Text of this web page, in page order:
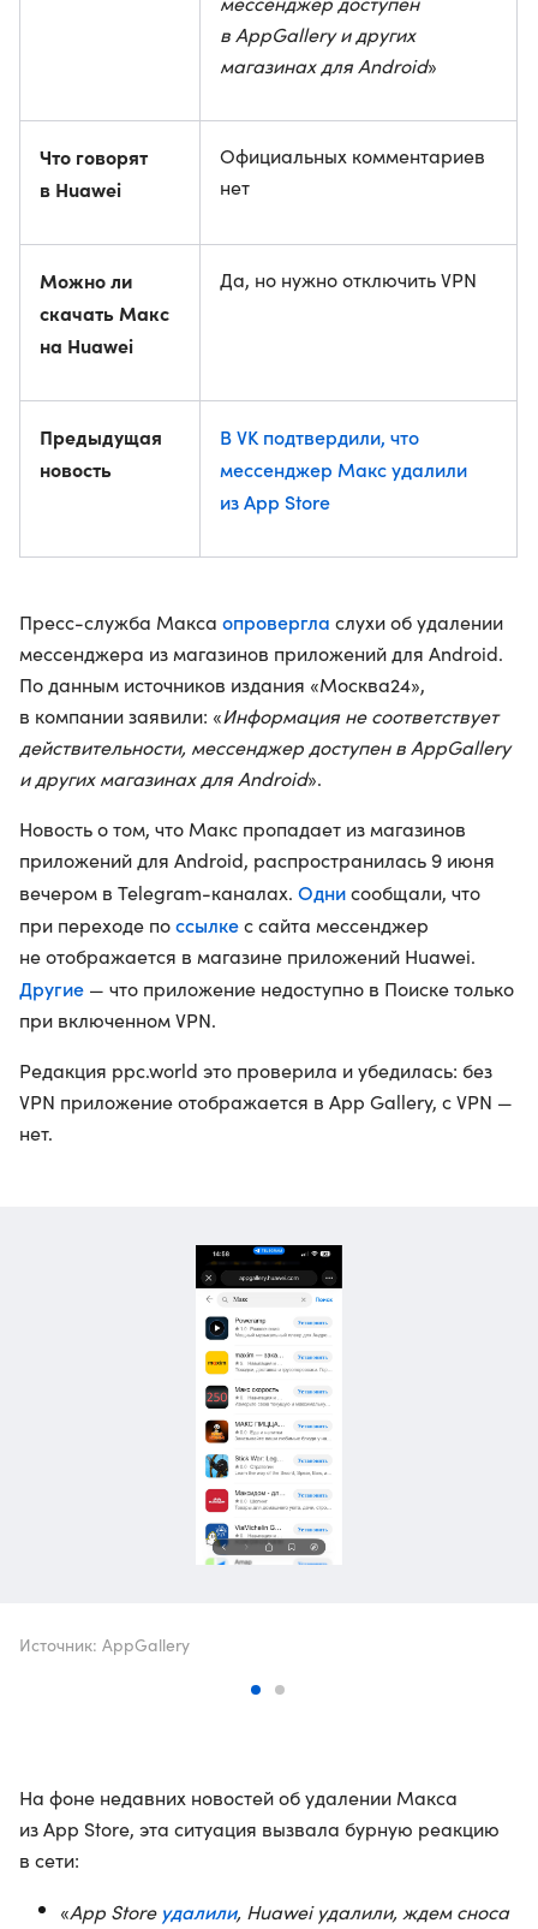
в AppGallery и других
магазинах для Android»
Что говорят
в Huawei
Официальных комментариев
нет
Можно ли
скачать Макс
на Huawei
Да, но нужно отключить VPN
Предыдущая
новость
В VK подтвердили, что
мессенджер Макс удалили
из App Store
Пресс-служба Макса опровергла слухи об удалении
мессенджера из магазинов приложений для Android.
По данным источников издания «Москва24»,
в компании заявили: «Информация не соответствует
действительности, мессенджер доступен в AppGallery
и других магазинах для Android».
Новость о том, что Макс пропадает из магазинов
приложений для Android, распространилась 9 июня
вечером в Telegram-каналах. Однисообщали, что
при переходе поссылкес сайта мессенджер
не отображается в магазине приложений Huawei.
Другие — что приложение недоступно в Поиске только
при включенном VPN.
Редакция ppc.world это проверила и убедилась: без
VPN приложение отображается в App Gallery, с VPN —
нет.
Источник: AppGallery
На фоне недавних новостей об удалении Макса
из App Store, эта ситуация вызвала бурную реакцию
в сети:
«App Store удалили, Huawei удалили, ждем сноса